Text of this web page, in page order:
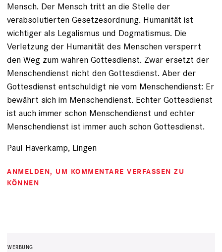
Mensch. Der Mensch tritt an die Stelle der
verabsolutierten Gesetzesordnung. Humanität ist
wichtiger als Legalismus und Dogmatismus. Die
Verletzung der Humanität des Menschen versperrt
den Weg zum wahren Gottesdienst. Zwar ersetzt der
Menschendienst nicht den Gottesdienst. Aber der
Gottesdienst entschuldigt nie vom Menschendienst: Er
bewährt sich im Menschendienst. Echter Gottesdienst
ist auch immer schon Menschendienst und echter
Menschendienst ist immer auch schon Gottesdienst.
Paul Haverkamp, Lingen
ANMELDEN, UM KOMMENTARE VERFASSEN ZU
KÖNNEN